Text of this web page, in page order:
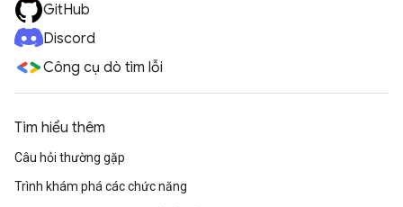
GitHub
Discord
Công cụ dò tìm lỗi
Tìm hiểu thêm
Câu hỏi thường gặp
Trình khám phá các chức năng